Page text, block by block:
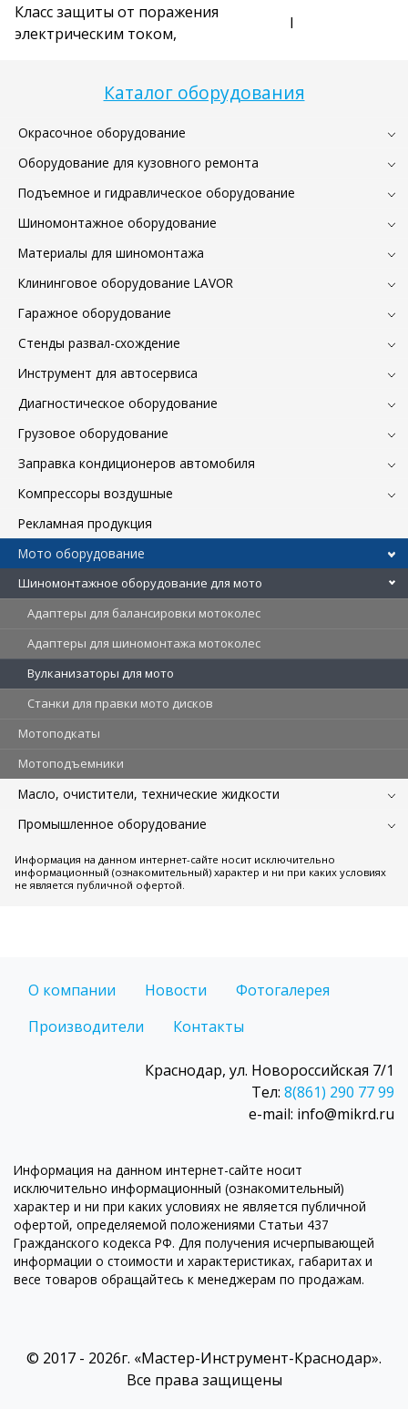
Каталог оборудования
Окрасочное оборудование
Оборудование для кузовного ремонта
Подъемное и гидравлическое оборудование
Шиномонтажное оборудование
Материалы для шиномонтажа
Клининговое оборудование LAVOR
Гаражное оборудование
Стенды развал-схождение
Инструмент для автосервиса
Диагностическое оборудование
Грузовое оборудование
Заправка кондиционеров автомобиля
Компрессоры воздушные
Рекламная продукция
Мото оборудование
Шиномонтажное оборудование для мото
Адаптеры для балансировки мотоколес
Адаптеры для шиномонтажа мотоколес
Вулканизаторы для мото
Станки для правки мото дисков
Мотоподкаты
Мотоподъемники
Масло, очистители, технические жидкости
Промышленное оборудование
Информация на данном интернет-сайте носит исключительно
информационный (ознакомительный) характер и ни при каких условиях
не является публичной офертой.
Класс защиты от поражения
электрическим током,
I
О компании Новости
Фотогалерея
Производители
Контакты
Краснодар, ул. Новороссийская 7/1
Тел: 8(861) 290 77 99
e-mail: info@mikrd.ru
Информация на данном интернет-сайте носит
исключительно информационный (ознакомительный)
характер и ни при каких условиях не является публичной
офертой, определяемой положениями Статьи 437
Гражданского кодекса РФ. Для получения исчерпывающей
информации о стоимости и характеристиках, габаритах и
весе товаров обращайтесь к менеджерам по продажам.
© 2017 - 2026г. «Мастер-Инструмент-Краснодар».
Все права защищены